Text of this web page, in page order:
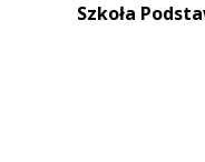
Szkoła